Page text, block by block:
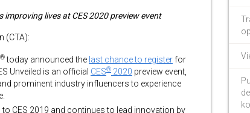
lives at CES 2020 preview event
(CTA):
®today announced the last chance to registerfor
Unveiled is an official CES® 2020 preview event,
prominent industry influencers to experience
CES 2019 and continues to lead innovation by